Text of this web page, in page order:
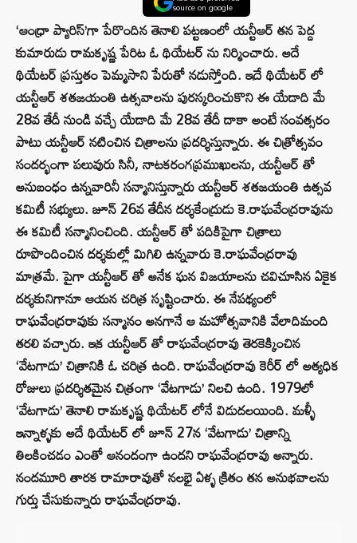
source on google
‘ఆంధ్రా ప్యారిస్’గా పేరొందిన తెనాలి పట్టణంలో యన్టీఆర్ తన పెద్ద
కుమారుడు రామకృష్ణ పేరిట ఓ థియేటర్ ను నిర్మించారు. అదే
థియేటర్ ప్రస్తుతం పెమ్మసాని పేరుతో నడుస్తోంది. ఇదే థియేటర్ లో
యన్టీఆర్ శతజయంతి ఉత్సవాలను పురస్కరించుకొని ఈ యేడాది మే
28వ తేదీ నుండి వచ్చే యేడాది మే 28వ తేదీ దాకా అంటే సంవత్సరం
పాటు యన్టీఆర్ నటించిన చిత్రాలను ప్రదర్శిస్తున్నారు. ఈ చిత్రోత్సవం
సందర్భంగా పలువురు సినీ, నాటకరంగప్రముఖులను, యన్టీఆర్ తో
అనుబంధం ఉన్నవారినీ సన్మానిస్తున్నారు యన్టీఆర్ శతజయంతి ఉత్సవ
కమిటీ సభ్యులు. జూన్ 26వ తేదీన దర్శకేంద్రుడు కె.రాఘవేంద్రరావును
ఈ కమిటీ సన్మానించింది. యన్టీఆర్ తో పదికిపైగా చిత్రాలు
రూపొందించిన దర్శకుల్లో మిగిలి ఉన్నవారు కె.రాఘవేంద్రరావు
మాత్రమే. పైగా యన్టీఆర్ తో అనేక ఘన విజయాలను చవిచూసిన ఏకైక
దర్శకునిగానూ ఆయన చరిత్ర సృష్టించారు. ఈ నేపథ్యంలో
రాఘవేంద్రరావుకు సన్మానం అనగానే ఆ మహోత్సవానికి వేలాదిమంది
తరలి వచ్చారు. ఇక యన్టీఆర్ తో రాఘవేంద్రరావు తెరకెక్కించిన
‘వేటగాడు’ చిత్రానికి ఓ చరిత్ర ఉంది. రాఘవేంద్రరావు కెరీర్ లో అత్యధిక
రోజులు ప్రదర్శితమైన చిత్రంగా ‘వేటగాడు’ నిలచి ఉంది. 1979లో
‘వేటగాడు’ తెనాలి రామకృష్ణ థియేటర్ లోనే విడుదలయింది. మళ్ళీ
ఇన్నాళ్ళకు అదే థియేటర్ లో జూన్ 27న ‘వేటగాడు’ చిత్రాన్ని
తిలకించడం ఎంతో ఆనందంగా ఉందని రాఘవేంద్రరావు అన్నారు.
నందమూరి తారక రామారావుతో నలభై ఏళ్ళ క్రితం తన అనుభవాలను
గుర్తు చేసుకున్నారు రాఘవేంద్రరావు.